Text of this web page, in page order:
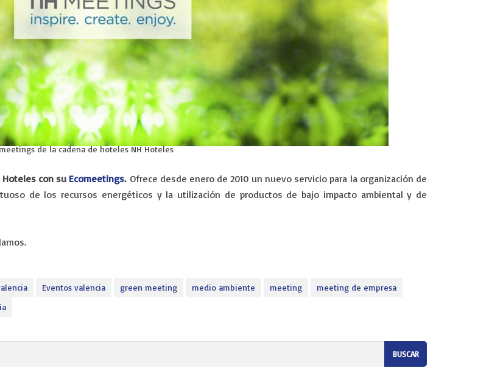
de la cadena de hoteles NH Hoteles
Hoteles con su Ecomeetings.Ofrece desde enero de 2010 un nuevo servicio para la organización de
de los recursos energéticos y la utilización de productos de bajo impacto ambiental y de
Eventos valencia green meeting medio ambiente meeting
meeting de empresa